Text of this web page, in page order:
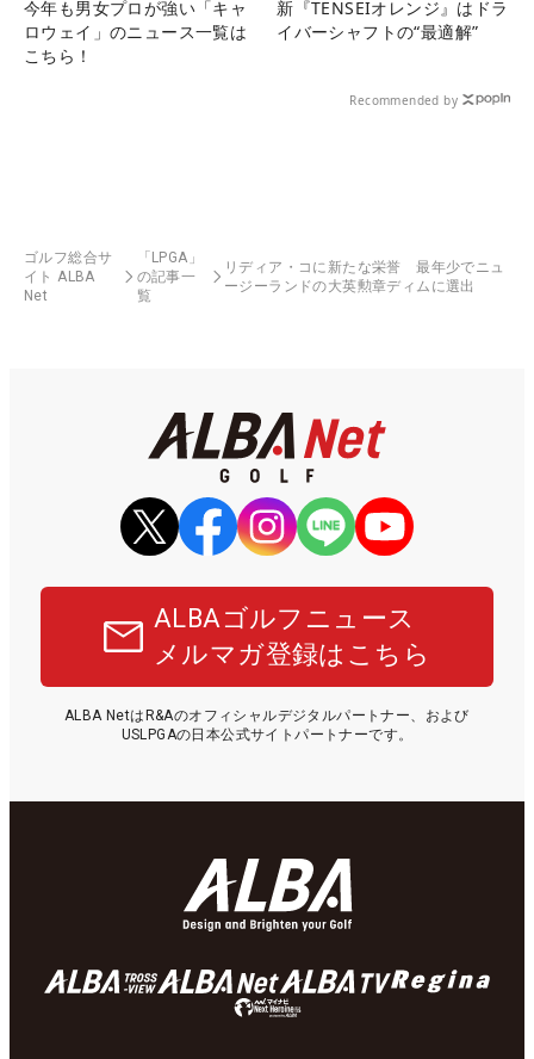
今年も男女プロが強い「キャ
ロウェイ」のニュース一覧は
こちら！
新『TENSEIオレンジ』はドラ
イバーシャフトの“最適解”
Recommended by
ゴルフ総合サ
イト ALBA
Net
「LPGA」
の記事一
覧
リディア・コに新たな栄誉 最年少でニュ
ージーランドの大英勲章ディムに選出
ALBAゴルフニュース
メルマガ登録はこちら
ALBA NetはR&Aのオフィシャルデジタルパートナー、および
USLPGAの日本公式サイトパートナーです。